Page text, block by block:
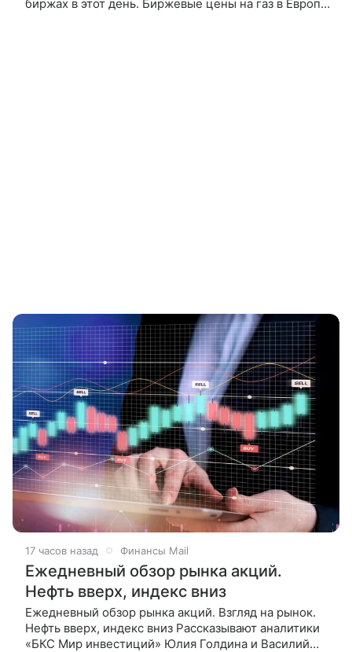
биржах в этот день. Биржевые цены на газ в Европе
17 часов назад Финансы Mail
Ежедневный обзор рынка акций.
Нефть вверх, индекс вниз
Ежедневный обзор рынка акций. Взгляд на рынок.
Нефть вверх, индекс вниз Рассказывают аналитики
«БКС Мир инвестиций» Юлия Голдина и Василий